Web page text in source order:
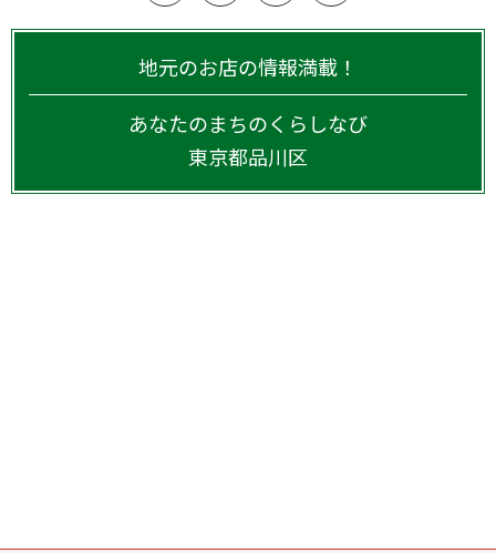
地元のお店の情報満載！
あなたのまちのくらしなび
東京都品川区